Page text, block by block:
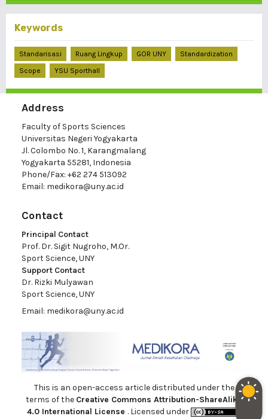
Keywords
Standarisasi Ruang Lingkup GOR UNY
Standardization
Scope
YSU Sporthall
Address
Faculty of Sports Sciences
Universitas Negeri Yogyakarta
Jl. Colombo No. 1, Karangmalang
Yogyakarta 55281, Indonesia
Phone/Fax: +62 274 513092
Email: medikora@uny.ac.id
Contact
Principal Contact
Prof. Dr. Sigit Nugroho, M.Or.
Sport Science, UNY
Support Contact
Dr. Rizki Mulyawan
Sport Science, UNY
Email: medikora@uny.ac.id
This is an open-access article distributed under the
terms of the Creative Commons Attribution-ShareAlike
4.0 International License . Licensed under